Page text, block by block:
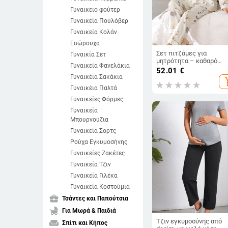
Γυναικειο φούτερ
Γυναικεία Πουλόβερ
Γυναικεία Κολάν
Εσώρουχα
Γυναικία Σετ
Γυναικεία Φανελάκια
Γυναικέια Σακάκια
Γυναικέια Παλτά
Γυναικείες Φόρμες
Γυναικεία
Μπουρνούζια
Γυναικεία Σορτς
Ρούχα Εγκυμοσήνης
Γυναικείες Ζακέτες
Γυναικεία Τζιν
Γυναικεία Γιλέκα
Γυναικεία Κοστούμια
business_center Τσάντες και Παπούτσια
child_friendly Για Μωρά & Παιδιά
weekend Σπίτι και Κήπος
Σετ πιτζάμες για
μητρότητα – καθαρό
βαμβάκι, αντιβακτηριακό,
με μαξιλαράκι στήθους;
μακριά μανίκια,
πυκνότητα υφάσματος
για καλοκαίρι, άνοιξη,
φθινόπωρο
52.01 €
Τζιν εγκυμοσύνης από